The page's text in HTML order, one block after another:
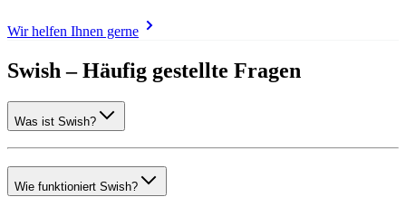
Wir helfen Ihnen gerne
Swish – Häufig gestellte Fragen
Was ist Swish?
Wie funktioniert Swish?